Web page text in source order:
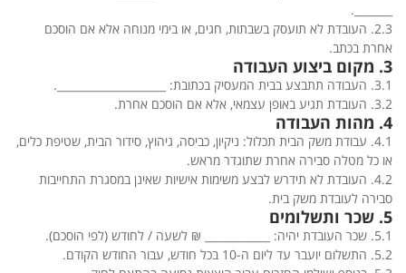
_______.
2.3. העובדת לא תועסק בשבתות, חגים, או בימי מנוחה אלא אם הוסכם
אחרת בכתב.
3. מקום ביצוע העבודה
3.1. העבודה תתבצע בבית המעסיק בכתובת: ____________________.
3.2. העובדת תגיע באופן עצמאי, אלא אם הוסכם אחרת.
4. מהות העבודה
4.1. עבודת משק הבית תכלול: ניקיון, כביסה, גיהוץ, סידור הבית, שטיפת כלים,
או כל מטלה סבירה אחרת שתוגדר מראש.
4.2. העובדת לא תידרש לבצע משימות אישיות שאינן במסגרת התחייבות
סבירה לעובדת משק בית.
5. שכר ותשלומים
5.1. שכר העובדת יהיה: ____________ ₪ לשעה / לחודש (לפי הוסכם).
5.2. התשלום יועבר עד ליום ה-10 בכל חודש, עבור החודש הקודם.